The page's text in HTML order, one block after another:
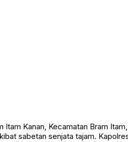
Kanan, Kecamatan Bram
sabetan senjata tajam.